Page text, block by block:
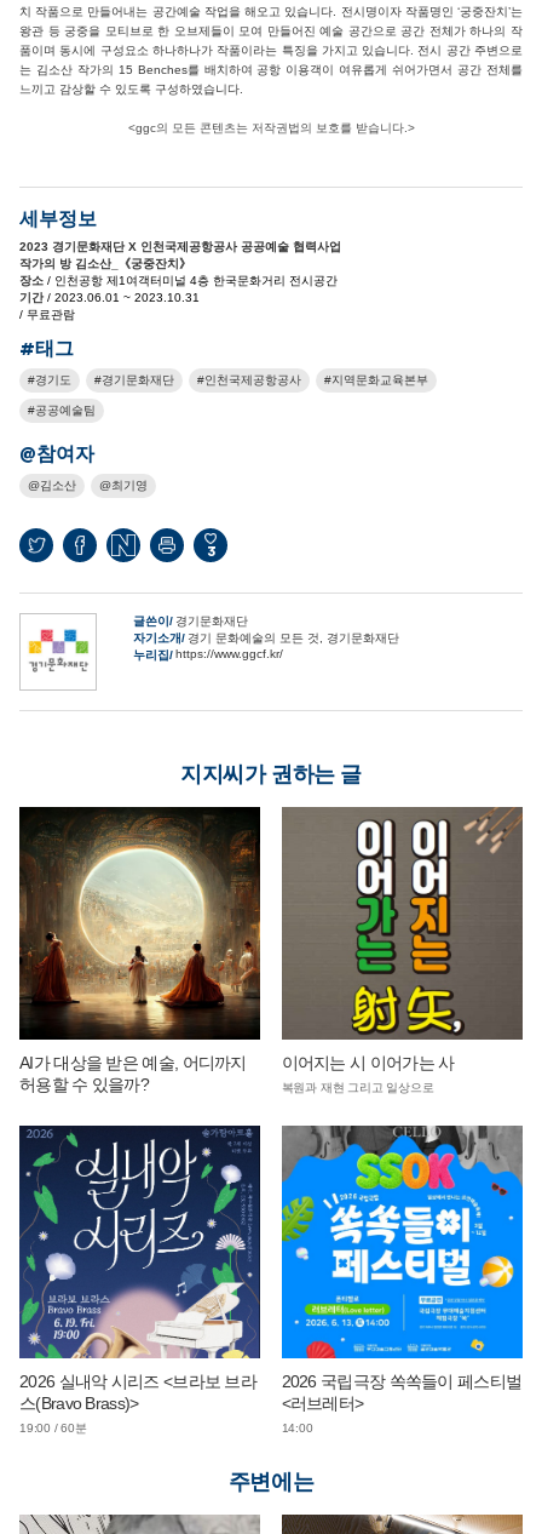
치 작품으로 만들어내는 공간예술 작업을 해오고 있습니다. 전시명이자 작품명인 ‘궁중잔치’는
왕관 등 궁중을 모티브로 한 오브제들이 모여 만들어진 예술 공간으로 공간 전체가 하나의 작
품이며 동시에 구성요소 하나하나가 작품이라는 특징을 가지고 있습니다. 전시 공간 주변으로
는 김소산 작가의 15 Benches를 배치하여 공항 이용객이 여유롭게 쉬어가면서 공간 전체를
느끼고 감상할 수 있도록 구성하였습니다.
<ggc의 모든 콘텐츠는 저작권법의 보호를 받습니다.>
세부정보
2023 경기문화재단 X 인천국제공항공사 공공예술 협력사업
작가의 방 김소산_《궁중잔치》
장소 / 인천공항 제1여객터미널 4층 한국문화거리 전시공간
기간 / 2023.06.01 ~ 2023.10.31
/ 무료관람
#태그
경기도 경기문화재단 인천국제공항공사 지역문화교육본부
공공예술팀
@참여자
김소산 최기영
3
글쓴이
경기문화재단
자기소개
경기 문화예술의 모든 것, 경기문화재단
누리집 https://www.ggcf.kr/
지지씨가 권하는 글
AI가 대상을 받은 예술, 어디까지
허용할 수 있을까?
이어지는 시 이어가는 사
복원과 재현 그리고 일상으로
2026 실내악 시리즈 <브라보 브라
스(Bravo Brass)>
19:00 / 60분
2026 국립극장 쏙쏙들이 페스티벌
<러브레터>
14:00
주변에는